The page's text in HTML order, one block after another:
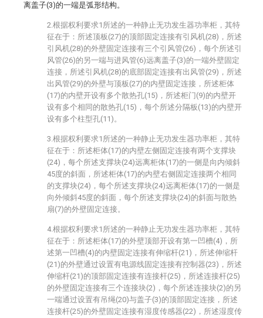
离盖子(3)的一端是弧形结构。
2.根据权利要求1所述的一种静止无功发生器功率柜，其特
征在于：所述顶板(27)的顶部固定连接有引风机(28)，所述
引风机(28)的外壁固定连接有三个引风管(26)，每个所述引
风管(26)的另一端与进风管(6)远离盖子(3)的一端外壁固定
连接，所述引风机(28)的底部固定连接有出风管(29)，所述
出风管(29)的外壁与顶板(27)的内壁固定连接，所述柜体
(17)的内壁开设有多个散热孔(15)，所述柜门(9)的内壁开
设有多个相同的散热孔(15)，每个所述分隔板(13)的内壁开
设有多个柱型孔(11)。
3.根据权利要求1所述的一种静止无功发生器功率柜，其特
征在于：所述柜体(17)的内壁左侧固定连接有两个支撑块
(24)，每个所述支撑块(24)远离柜体(17)的一侧是向内倾斜
45度的斜面，所述柜体(17)的内壁右侧固定连接两个相同
的支撑块(24)，每个所述支撑块(24)远离柜体(17)的一侧是
向外倾斜45度的斜面，每个所述支撑块(24)的斜面与散热
扇(7)的外壁固定连接。
4.根据权利要求1所述的一种静止无功发生器功率柜，其特
征在于：所述柜体(17)的外壁顶部开设有第一凹槽(4)，所
述第一凹槽(4)的内壁固定连接有伸缩杆(21)，所述伸缩杆
(21)的外壁通过设置有电源线固定连接有控制器(23)，所述
伸缩杆(21)的顶部固定连接有连接杆(25)，所述连接杆(25)
的外壁固定连接有三个连接块(2)，每个所述连接块(2)的另
一端通过设置有吊绳(20)与盖子(3)的顶部固定连接，所述
连接杆(25)的外壁固定连接有湿度传感器(22)，所述湿度传